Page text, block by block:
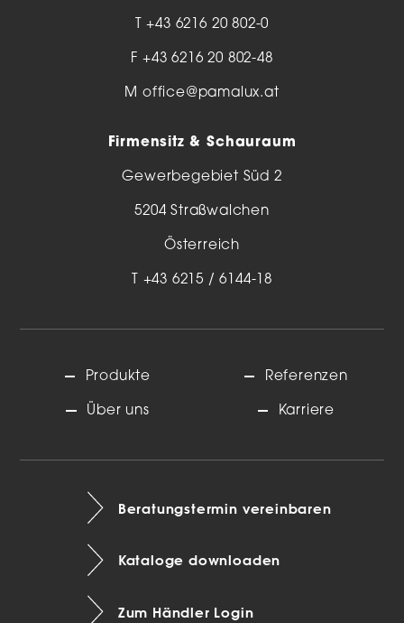
T+43 6216 20 802-0
F +43 6216 20 802-48
M office@pamalux.at
Firmensitz & Schauraum
Gewerbegebiet Süd 2
5204 Straßwalchen
Österreich
+43 6215 / 6144-18
Produkte
Über uns
Referenzen
Karriere
Beratungstermin vereinbaren
Kataloge downloaden
Zum Händler Login